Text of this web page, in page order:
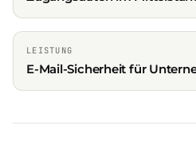
LEISTUNG
E-Mail-Sicherheit für